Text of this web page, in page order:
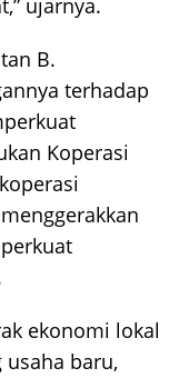
ujarnya.
B.
terhadap
Koperasi
ekonomi lokal
baru,